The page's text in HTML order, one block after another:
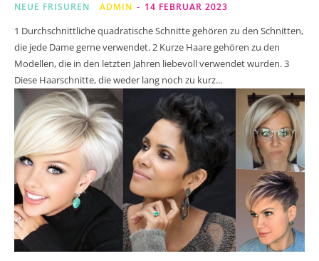
NEUE FRISUREN ADMIN - 14 FEBRUAR 2023
1 Durchschnittliche quadratische Schnitte gehören zu den Schnitten,
die jede Dame gerne verwendet. 2 Kurze Haare gehören zu den
Modellen, die in den letzten Jahren liebevoll verwendet wurden. 3
Diese Haarschnitte, die weder lang noch zu kurz...